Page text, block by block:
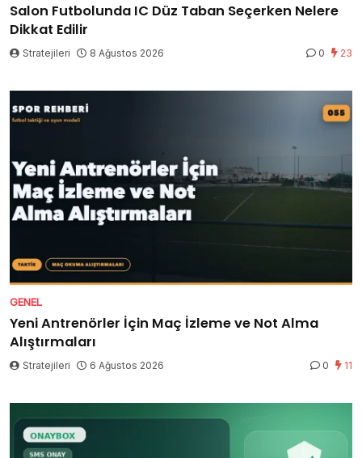
Salon Futbolunda IC Düz Taban Seçerken Nelere
Dikkat Edilir
Stratejileri 8 Ağustos 2026 0 23
GENEL
Yeni Antrenörler İçin Maç İzleme ve Not Alma
Alıştırmaları
Stratejileri 6 Ağustos 2026 0 11